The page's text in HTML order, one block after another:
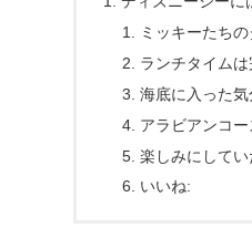
ミッキーたち
ランチタイム
海底に入った気
アラビアンコー
楽しみにして
いいね: